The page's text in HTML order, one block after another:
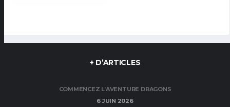
+ D’ARTICLES
COMMENCEZ L’AVENTURE DRAGONS
6 JUIN 2026